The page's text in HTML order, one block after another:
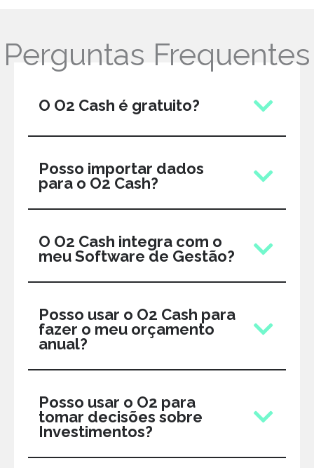
Perguntas Frequentes
O O2 Cash é gratuito?
Posso importar dados
para o O2 Cash?
O O2 Cash integra com o
meu Software de Gestão?
Posso usar o O2 Cash para
fazer o meu orçamento
anual?
Posso usar o O2 para
tomar decisões sobre
Investimentos?